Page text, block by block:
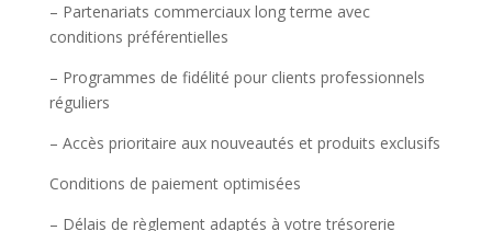
– Partenariats commerciaux long terme avec
conditions préférentielles
– Programmes de fidélité pour clients professionnels
réguliers
– Accès prioritaire aux nouveautés et produits exclusifs
Conditions de paiement optimisées
– Délais de règlement adaptés à votre trésorerie